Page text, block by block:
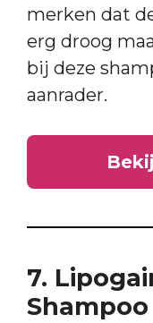
merken dat
erg droog
bij deze
aanrader.
7.
Shampoo